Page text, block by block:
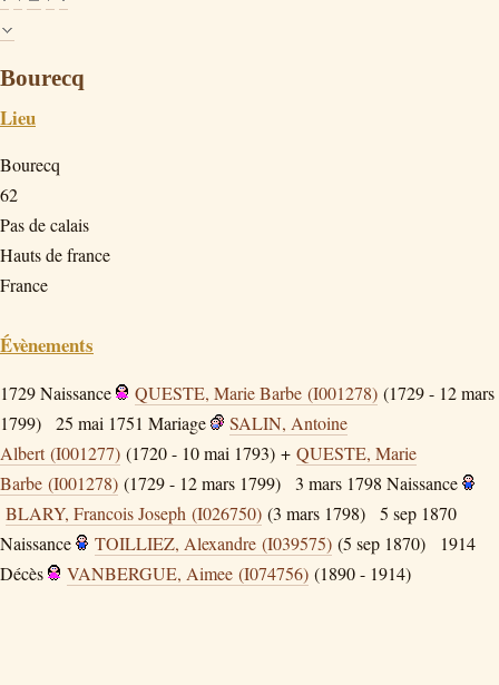
Bourecq
Lieu
Bourecq
62
Pas de calais
Hauts de france
France
Évènements
1729Naissance QUESTE, Marie Barbe (I001278) (1729 - 12 mars
1799)
25 mai 1751 Mariage
SALIN, Antoine
Albert (I001277) (1720 - 10 mai 1793) + QUESTE, Marie
Barbe (I001278) (1729 - 12 mars 1799) 3 mars 1798 Naissance
BLARY, Francois Joseph (I026750) (3 mars 1798)
5 sep 1870
Naissance
TOILLIEZ, Alexandre (I039575) (5 sep 1870)
1914
Décès
VANBERGUE, Aimee (I074756) (1890 - 1914)